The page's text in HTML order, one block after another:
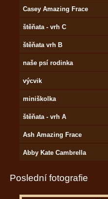
Casey Amazing Frace
štěňata - vrh C
štěňata vrh B
naše psí rodinka
výcvik
miniškolka
štěňata - vrh A
Ash Amazing Frace
Abby Kate Cambrella
Poslední fotografie